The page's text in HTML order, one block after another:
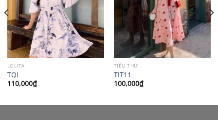
LOLITA
TQL
110,000₫
TIỂU THƯ
TIT11
100,000₫